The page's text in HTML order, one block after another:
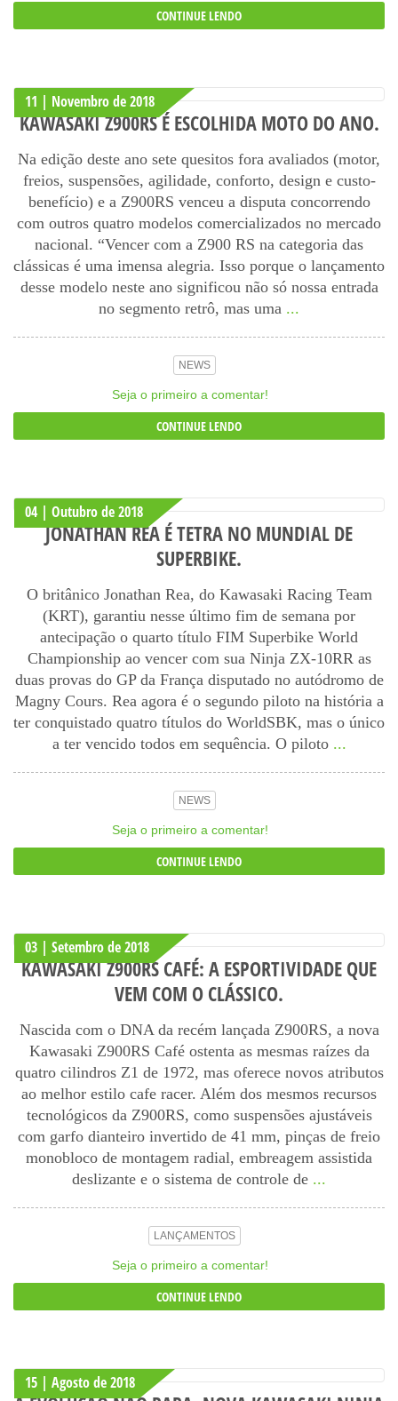
CONTINUE LENDO
11 | Novembrode2018
KAWASAKI Z900RS É ESCOLHIDA MOTO DO ANO.
Na edição deste ano sete quesitos fora avaliados (motor,
freios, suspensões, agilidade, conforto, design e custo-
benefício) e a Z900RS venceu a disputa concorrendo
com outros quatro modelos comercializados no mercado
nacional. “Vencer com a Z900 RS na categoria das
clássicas é uma imensa alegria. Isso porque o lançamento
desse modelo neste ano significou não só nossa entrada
no segmento retrô, mas uma ...
NEWS
Seja o primeiro a comentar!
CONTINUE LENDO
04 | Outubrode2018
JONATHAN REA É TETRA NO MUNDIAL DE
SUPERBIKE.
O britânico Jonathan Rea, do Kawasaki Racing Team
(KRT), garantiu nesse último fim de semana por
antecipação o quarto título FIM Superbike World
Championship ao vencer com sua Ninja ZX-10RR as
duas provas do GP da França disputado no autódromo de
Magny Cours. Rea agora é o segundo piloto na história a
ter conquistado quatro títulos do WorldSBK, mas o único
a ter vencido todos em sequência. O piloto ...
NEWS
Seja o primeiro a comentar!
CONTINUE LENDO
03 | Setembrode2018
KAWASAKI Z900RS CAFÉ: A ESPORTIVIDADE QUE
VEM COM O CLÁSSICO.
Nascida com o DNA da recém lançada Z900RS, a nova
Kawasaki Z900RS Café ostenta as mesmas raízes da
quatro cilindros Z1 de 1972, mas oferece novos atributos
ao melhor estilo cafe racer. Além dos mesmos recursos
tecnológicos da Z900RS, como suspensões ajustáveis
com garfo dianteiro invertido de 41 mm, pinças de freio
monobloco de montagem radial, embreagem assistida
deslizante e o sistema de controle de ...
LANÇAMENTOS
Seja o primeiro a comentar!
CONTINUE LENDO
15 | Agostode2018